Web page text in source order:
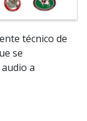
técnico de
se
a